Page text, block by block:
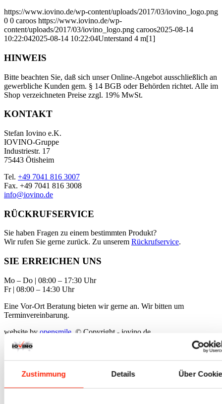
Zustimmung Details Über
https://www.iovino.de/wp-content/uploads/2017/03/iovino_logo.png
0 0 caroos https://www.iovino.de/wp-
content/uploads/2017/03/iovino_logo.png caroos2025-08-14
10:22:042025-08-14 10:22:04Unterstand 4 m[1]
HINWEIS
Bitte beachten Sie, daß sich unser Online-Angebot ausschließlich an
gewerbliche Kunden gem. § 14 BGB oder Behörden richtet. Alle im
Shop verzeichneten Preise zzgl. 19% MwSt.
KONTAKT
Stefan Iovino e.K.
IOVINO-Gruppe
Industriestr. 17
75443 Ötisheim
Tel. +49 7041 816 3007
Fax. +49 7041 816 3008
info@iovino.de
RÜCKRUFSERVICE
Sie haben Fragen zu einem bestimmten Produkt?
Wir rufen Sie gerne zurück. Zu unserem Rückrufservice.
SIE ERREICHEN UNS
Mo – Do | 08:00 – 17:30 Uhr
Fr | 08:00 – 14:30 Uhr
Eine Vor-Ort Beratung bieten wir gerne an. Wir bitten um
Terminvereinbarung.
website by opensmjle . © Copyright - iovino.de
Link zu Mail
Zahlarten